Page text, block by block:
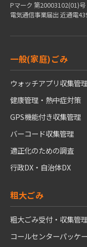
Pマーク 第20003102(01)号
電気通信事業届出 近通電
一般(家庭)ごみ
ウォッチアプリ収集管
健康管理・熱中症対策
GPS機能付き収集管理
バーコード収集管理
適正化のための調査
行政DX・自治体DX
粗大ごみ
粗大ごみ受付・収集管
コールセンターパッケ